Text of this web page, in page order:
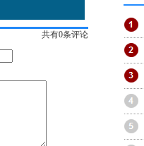
共有0条评论